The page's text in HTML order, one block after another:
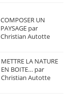
COMPOSER UN
PAYSAGE par
Christian Autotte
METTRE LA NATURE
EN BOITE… par
Christian Autotte